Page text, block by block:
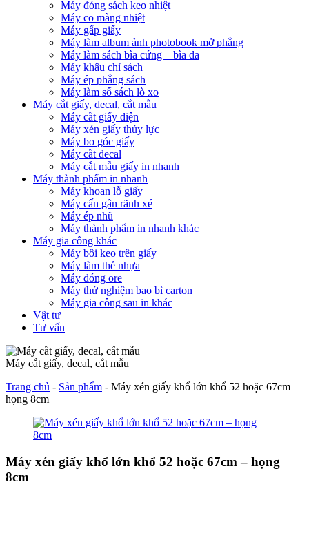
Máy đóng sách keo nhiệt
Máy co màng nhiệt
Máy gấp giấy
Máy làm album ảnh photobook mở phẳng
Máy làm sách bìa cứng – bìa da
Máy khâu chỉ sách
Máy ép phẳng sách
Máy làm sổ sách lò xo
Máy cắt giấy, decal, cắt mẫu
Máy cắt giấy điện
Máy xén giấy thủy lực
Máy bo góc giấy
Máy cắt decal
Máy cắt mẫu giấy in nhanh
Máy thành phẩm in nhanh
Máy khoan lỗ giấy
Máy cấn gân rãnh xé
Máy ép nhũ
Máy thành phẩm in nhanh khác
Máy gia công khác
Máy bôi keo trên giấy
Máy làm thẻ nhựa
Máy đóng ore
Máy thử nghiệm bao bì carton
Máy gia công sau in khác
Vật tư
Tư vấn
Máy cắt giấy, decal, cắt mẫu
Trang chủ - Sản phẩm - Máy xén giấy khổ lớn khổ 52 hoặc 67cm –
họng 8cm
Máy xén giấy khổ lớn khổ 52 hoặc 67cm – họng
8cm